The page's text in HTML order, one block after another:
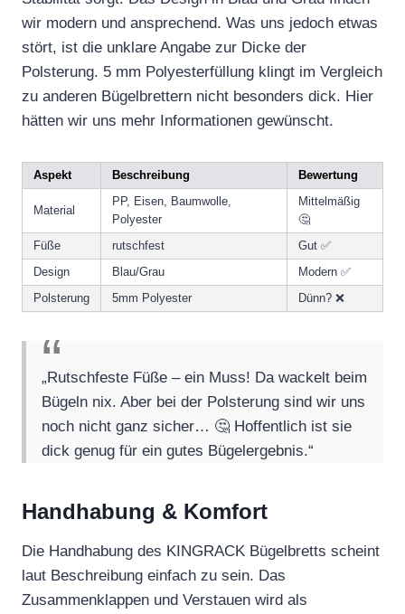
wir modern und ansprechend. Was uns jedoch etwas
stört, ist die unklare Angabe zur Dicke der
Polsterung. 5 mm Polyesterfüllung klingt im Vergleich
zu anderen Bügelbrettern nicht besonders dick. Hier
hätten wir uns mehr Informationen gewünscht.
Aspekt Beschreibung Bewertung
Material
PP, Eisen, Baumwolle,
Polyester
Mittelmäßig
🤔
Füße
rutschfest
Gut ✅
Design
Blau/Grau
Modern ✅
Polsterung
5mm Polyester Dünn? ❌
„Rutschfeste Füße – ein Muss! Da wackelt beim
Bügeln nix. Aber bei der Polsterung sind wir uns
noch nicht ganz sicher… 🤔 Hoffentlich ist sie
dick genug für ein gutes Bügelergebnis.“
Handhabung & Komfort
Die Handhabung des KINGRACK Bügelbretts scheint
laut Beschreibung einfach zu sein. Das
Zusammenklappen und Verstauen wird als